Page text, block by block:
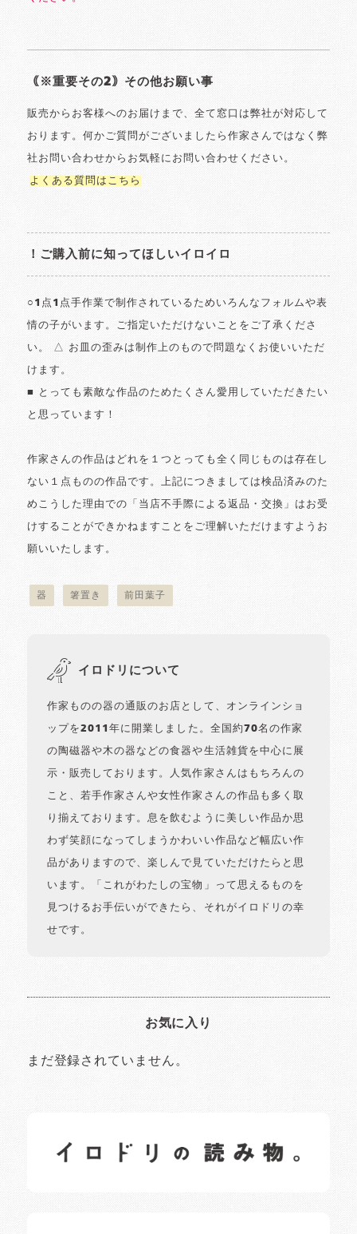
｟※重要その2｠その他お願い事
販売からお客様へのお届けまで、全て窓口は弊社が対応して
おります。何かご質問がございましたら作家さんではなく弊
社お問い合わせからお気軽にお問い合わせください。
よくある質問はこちら
！ご購入前に知ってほしいイロイロ
○1点1点手作業で制作されているためいろんなフォルムや表
情の子がいます。ご指定いただけないことをご了承くださ
い。 △ お皿の歪みは制作上のもので問題なくお使いいただ
けます。
■ とっても素敵な作品のためたくさん愛用していただきたい
と思っています！
作家さんの作品はどれを１つとっても全く同じものは存在し
ない１点ものの作品です。上記につきましては検品済みのた
めこうした理由での「当店不手際による返品・交換」はお受
けすることができかねますことをご理解いただけますようお
願いいたします。
器 箸置き 前田葉子
イロドリについて
作家ものの器の通販のお店として、オンラインショ
ップを2011年に開業しました。全国約70名の作家
の陶磁器や木の器などの食器や生活雑貨を中心に展
示・販売しております。人気作家さんはもちろんの
こと、若手作家さんや女性作家さんの作品も多く取
り揃えております。息を飲むように美しい作品か思
わず笑顔になってしまうかわいい作品など幅広い作
品がありますので、楽しんで見ていただけたらと思
います。「これがわたしの宝物」って思えるものを
見つけるお手伝いができたら、それがイロドリの幸
せです。
お気に入り
まだ登録されていません。
日常の様子など随時更新中です。